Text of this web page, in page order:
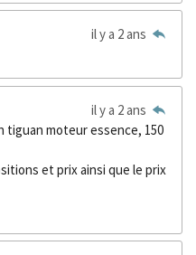
il y a 2 ans
il y a 2 ans
tiguan moteur essence, 150
et prix ainsi que le prix